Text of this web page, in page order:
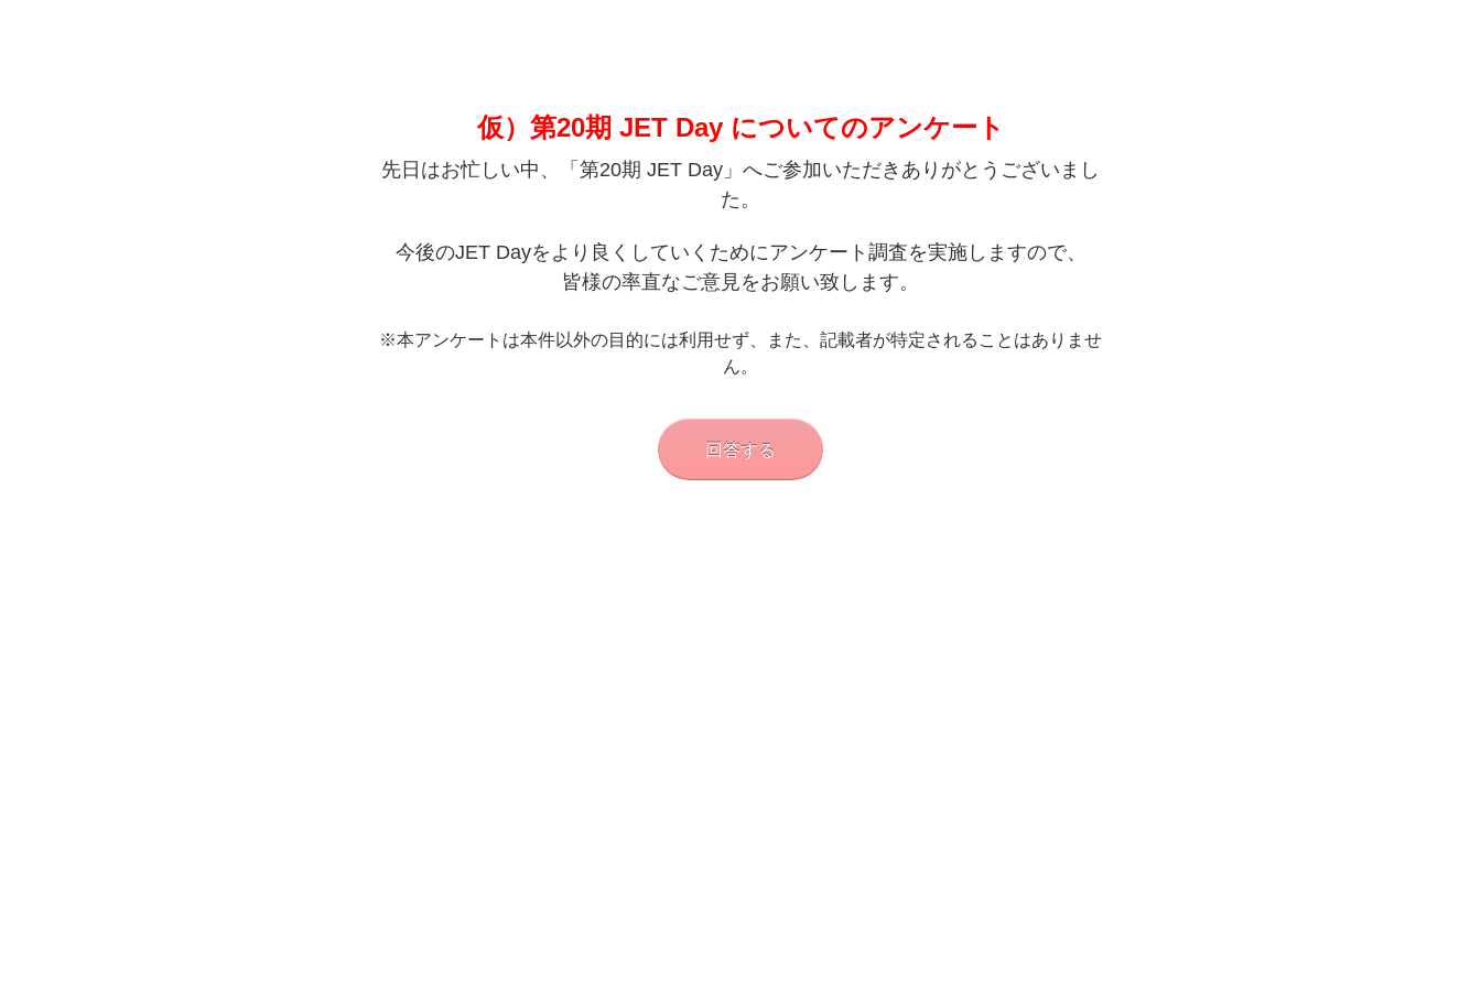
仮）第20期 JET Day についてのアンケート
先日はお忙しい中、「第20期 JET Day」へご参加いただきありがとうございまし
た。
今後のJET Dayをより良くしていくためにアンケート調査を実施しますので、
皆様の率直なご意見をお願い致します。
※本アンケートは本件以外の目的には利用せず、また、 記載者が特定されることはありませ
ん。
回答する